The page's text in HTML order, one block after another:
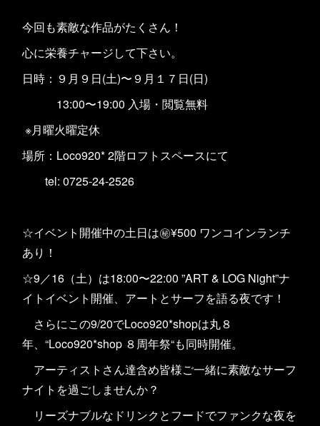
今回も素敵な作品がたくさん！
心に栄養チャージして下さい。
日時：９月９日(土)〜９月１７日(日)
13:00〜19:00 入場・閲覧無料
※月曜火曜定休
場所：Loco920* 2階ロフトスペースにて
tel: 0725-24-2526
☆イベント開催中の土日は㊙︎¥500 ワンコインランチ
あり！
☆9／16（土）は18:00〜22:00 ”ART & LOG Night”ナ
イトイベント開催、アートとサーフを語る夜です！
さらにこの9/20でLoco920*shopは丸８
年、“Loco920*shop ８周年祭“も同時開催。
アーティストさん達含め皆様ご一緒に素敵なサーフ
ナイトを過ごしませんか？
リーズナブルなドリンクとフードでファンクな夜を